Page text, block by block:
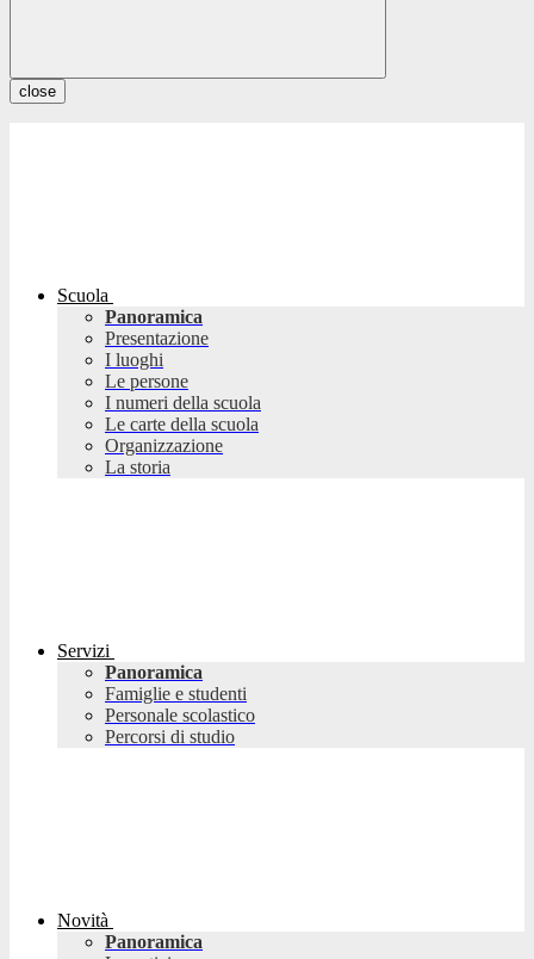
close
Scuola
Panoramica
Presentazione
I luoghi
Le persone
I numeri della scuola
Le carte della scuola
Organizzazione
La storia
Servizi
Panoramica
Famiglie e studenti
Personale scolastico
Percorsi di studio
Novità
Panoramica